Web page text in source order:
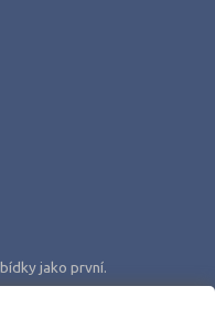
jako první.